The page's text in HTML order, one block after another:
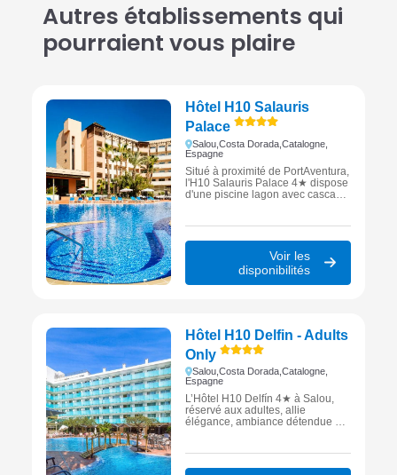
Autres établissements qui
pourraient vous plaire
Hôtel H10 Salauris
Palace
Salou,Costa Dorada,Catalogne,
Espagne
Situé à proximité de PortAventura,
l'H10 Salauris Palace 4★ dispose
d'une piscine lagon avec cascade
établissement idéal pour un
séjour complet à Salou sur la
Voir les
disponibilités
Hôtel H10 Delfin - Adults
Only
Salou,Costa Dorada,Catalogne,
Espagne
L’Hôtel H10 Delfín 4★ à Salou,
réservé aux adultes, allie
élégance, ambiance détendue et